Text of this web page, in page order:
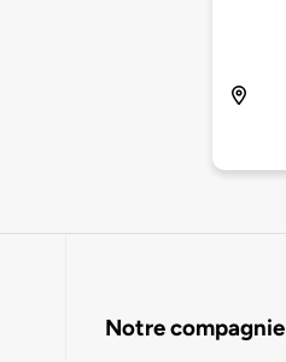
Notre compagnie